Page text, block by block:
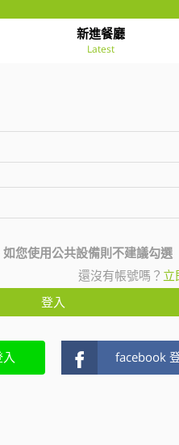
新進餐廳
Latest
您使用公共設備則不建議勾選
還沒有帳號嗎？ 立
登入
facebook